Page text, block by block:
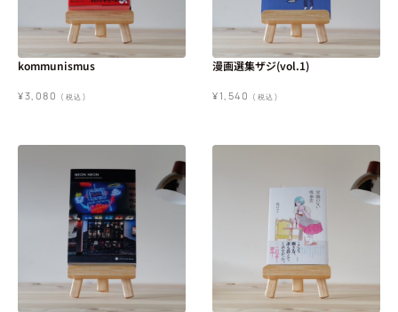
kommunismus
¥3,080 (税込)
漫画選集ザジ(vol.1)
¥1,540 (税込)